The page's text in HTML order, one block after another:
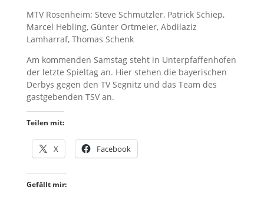
MTV Rosenheim: Steve Schmutzler, Patrick Schiep,
Marcel Hebling, Günter Ortmeier, Abdilaziz
Lamharraf, Thomas Schenk
Am kommenden Samstag steht in Unterpfaffenhofen
der letzte Spieltag an. Hier stehen die bayerischen
Derbys gegen den TV Segnitz und das Team des
gastgebenden TSV an.
Teilen mit:
X Facebook
Gefällt mir: